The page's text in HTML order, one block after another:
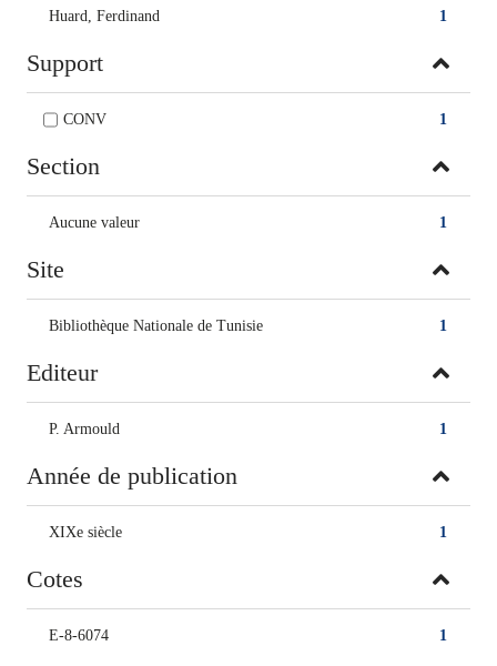
1
Huard, Ferdinand
Support
1
CONV
Section
1
Aucune valeur
Site
1
Bibliothèque Nationale de Tunisie
Editeur
1
P. Armould
Année de publication
1
XIXe siècle
Cotes
1
E-8-6074